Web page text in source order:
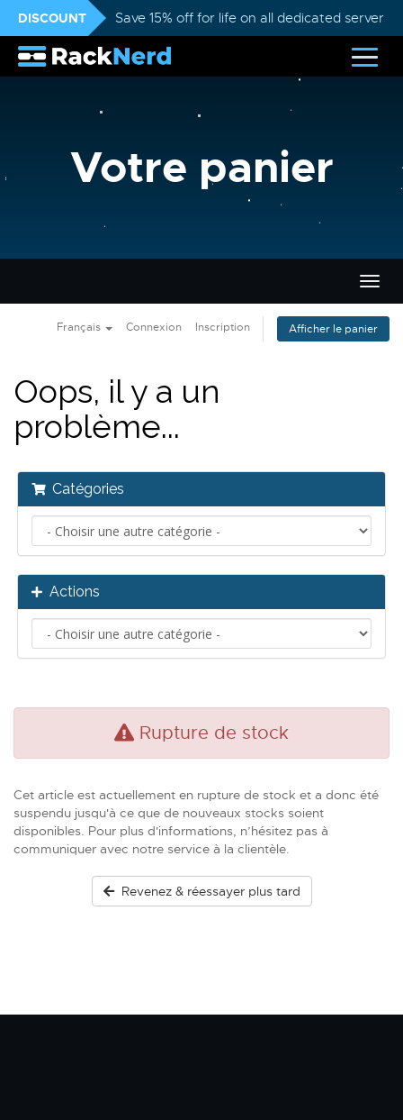
DISCOUNT Save 15% off for life on all dedicated servers
Votre panier
la
Français Connexion Inscription Afficher le panier
Oops, il y a un
problème...
Catégories
Actions
Rupture de stock
Cet article est actuellement en rupture de stock et a donc été
suspendu jusqu'à ce que de nouveaux stocks soient
disponibles. Pour plus d'informations, n’hésitez pas à
communiquer avec notre service à la clientèle.
Revenez & réessayer plus tard